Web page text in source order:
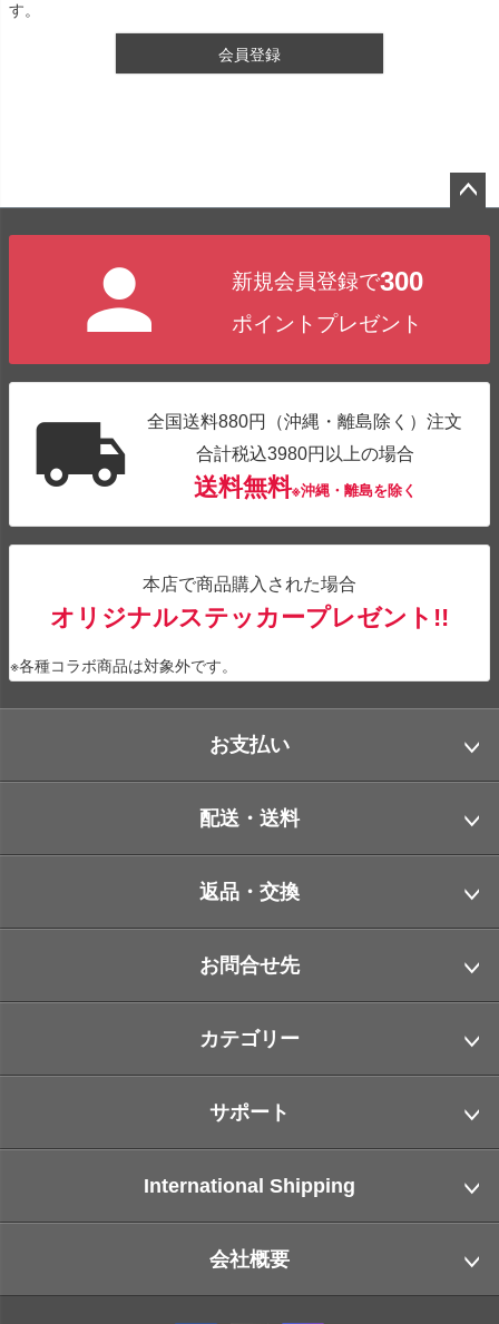
す。
会員登録
新規会員登録で300
ポイントプレゼント
全国送料880円（沖縄・離島除く）注文
合計税込3980円以上の場合
送料無料※沖縄・離島を除く
本店で商品購入された場合
オリジナルステッカープレゼント!!
※各種コラボ商品は対象外です。
お支払い
配送・送料
返品・交換
お問合せ先
カテゴリー
サポート
International Shipping
会社概要